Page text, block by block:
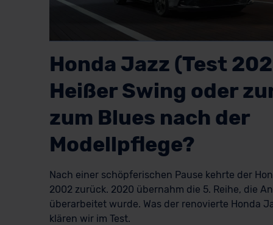
Honda Jazz (Test
Heißer Swing oder
zum Blues nach der
Modellpflege?
Nach einer schöpferischen Pause kehrte der
2002 zurück. 2020 übernahm die 5. Reihe, die
überarbeitet wurde. Was der renovierte Honda
klären wir im Test.